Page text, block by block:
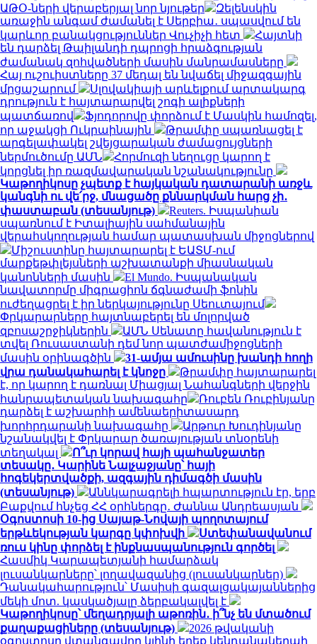
ԱԹՕ-ների վերաբերյալ նոր նյութեր
Զելենսկին
առաջին անգամ ժամանել է Սերբիա․ սպասվում են
կարևոր բանակցություններ Վուչիչի հետ
Հայտնի
են դարձել Թաիլանդի դպրոցի հրաձգության
ժամանակ զոհվածների մասին մանրամասները
Հայ ուշուիստները 37 մեդալ են նվաճել միջազգային
մրցաշարում
Սլովակիայի արևելքում արտակարգ
դրություն է հայտարարվել շոգի ալիքների
պատճառով
Ֆյոդորովը փորձում է Մասկին համոզել,
որ աջակցի Ուկրաինային
Թրամփը սպառնացել է
արգելափակել շվեյցարական ժամացույցների
ներմուծումը ԱՄՆ
Հորմուզի նեղուցը կարող է
կորցնել իր ռազմավարական նշանակությունը
Կաթողիկոսը չպետք է հայկական դատարանի առջև
կանգնի ու վե՛րջ, մնացածը քննարկման հարց չի․
փաստաբան (տեսանյութ)
Reuters. Իսպանիան
սպառնում է Իտալիային սահմանային
վերահսկողության համար պատասխան միջոցներով
Միշուստինը հայտարարել է ԵԱՏՄ-ում
մարքեթփլեյսների աշխատանքի միասնական
կանոնների մասին
El Mundo. Իսպանական
նավատորմը միգրացիոն ճգնաժամի ֆոնին
ուժեղացրել է իր ներկայությունը Սեուտայում
Փրկարարները հայտնաբերել են մոլորված
զբոսաշրջիկներին
ԱՄՆ Սենատը հավանություն է
տվել Ռուսաստանի դեմ նոր պատժամիջոցների
մասին օրինագծին
31-ամյա ամուսինը խանդի հողի
վրա դանակահարել է կնոջը
Թրամփը հայտարարել
է, որ կարող է դառնալ Միացյալ Նահանգների վերջին
հանրապետական ​​նախագահը
Ռուբեն Ռուբինյանը
դարձել է աշխարհի ամենաերիտասարդ
խորհրդարանի նախագահը
Արթուր Խուդինյանը
նշանակվել է Փրկարար ծառայության տնօրենի
տեղակալ
Ո՞ւր կորավ հայի պահանջատեր
տեսակը․ Կարինե Նալչաջյանը՝ հայի
հոգեկերտվածքի, ազգային դիմագծի մասին
(տեսանյութ)
Աննկարագրելի հպարտություն էր, երբ
Բաքվում հնչեց ՀՀ օրհներգը․ Ժաննա Անդրեասյան
Օգոստոսի 10-ից Սայաթ-Նովայի պողոտայում
երթևեկության կարգը կփոխվի
Ստեփանավանում
ռուս կինը փորձել է ինքնասպանություն գործել
Հասմիկ Կարապետյանի համարձակ
լուսանկարները՝ լողավազանից (լուսանկարներ)
Դանակահարություն՝ Մասիսի գազալցակայաններից
մեկի մոտ. կասկածյալը ձերբակալվել է
Կաթողիկոսը՝ մեղադրյալի աթոռին․ ի՞նչ են մտածում
քաղաքացիները (տեսանյութ)
2026 թվականի
օգոստոսը վտանգավոր կլինի երեք կենդանակերպի